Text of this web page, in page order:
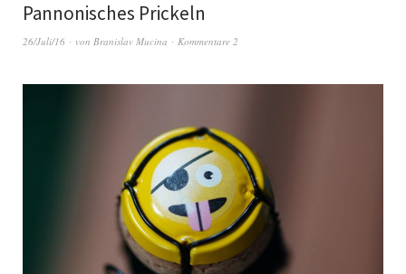
Pannonisches Prickeln
26/Juli/16 von Branislav Mucina Kommentare 2